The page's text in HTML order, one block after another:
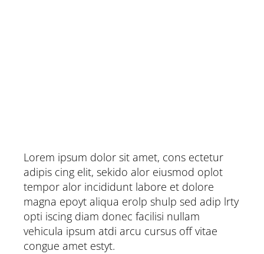
Lorem ipsum dolor sit amet, cons ectetur
adipis cing elit, sekido alor eiusmod oplot
tempor alor incididunt labore et dolore
magna epoyt aliqua erolp shulp sed adip lrty
opti iscing diam donec facilisi nullam
vehicula ipsum atdi arcu cursus off vitae
congue amet estyt.